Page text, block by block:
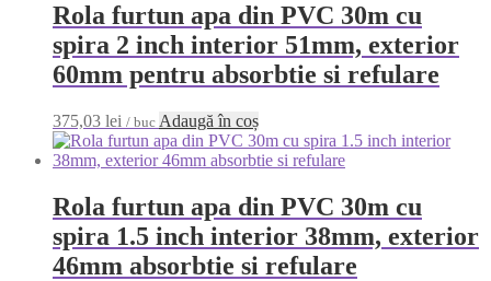
Rola furtun apa din PVC 30m cu
spira 2 inch interior 51mm, exterior
60mm pentru absorbtie si refulare
375,03 lei / buc Adaugă în coș
Rola furtun apa din PVC 30m cu
spira 1.5 inch interior 38mm, exterior
46mm absorbtie si refulare